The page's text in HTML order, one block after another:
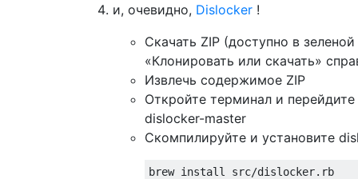
и, очевидно, Dislocker !
Скачать ZIP (доступно в
«Клонировать или скачать»
Извлечь содержимое ZIP
Откройте терминал и перейдите
dislocker-master
Скомпилируйте и установите